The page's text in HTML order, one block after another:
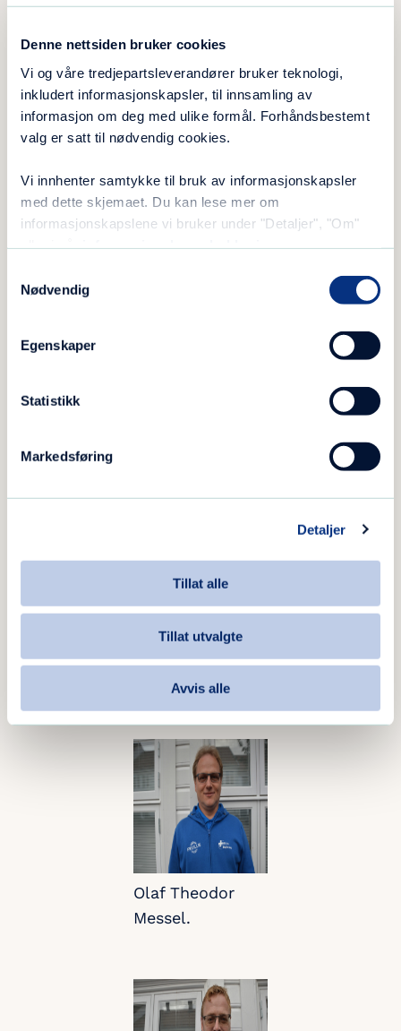
Denne nettsiden bruker cookies
Vi og våre tredjepartsleverandører bruker teknologi,
inkludert informasjonskapsler, til innsamling av
informasjon om deg med ulike formål. Forhåndsbestemt
valg er satt til nødvendig cookies.
Vi innhenter samtykke til bruk av informasjonskapsler
med dette skjemaet. Du kan lese mer om
informasjonskapslene vi bruker under "Detaljer", "Om"
Nødvendig
Egenskaper
Statistikk
Markedsføring
Detaljer
Tillat alle
Tillat utvalgte
Avvis alle
Kors ferier etter å ha jobbet i en årrekke ved
arbeidsmarkedsbedriften KSI. Der arbeidet hun
som avdelingsleder og faglig koordinator for
arbeidsmarkedstiltaket «Arbeid med bistand».
Steg 1. juni 2017.
[/su_column][su_column size=»1/3″]
Olaf Theodor
Messel.